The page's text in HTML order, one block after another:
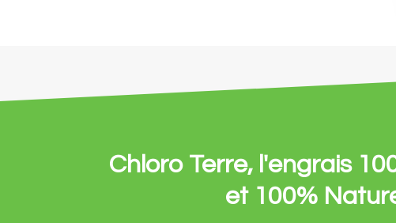
Chloro Terre, l'engrais
et 100%